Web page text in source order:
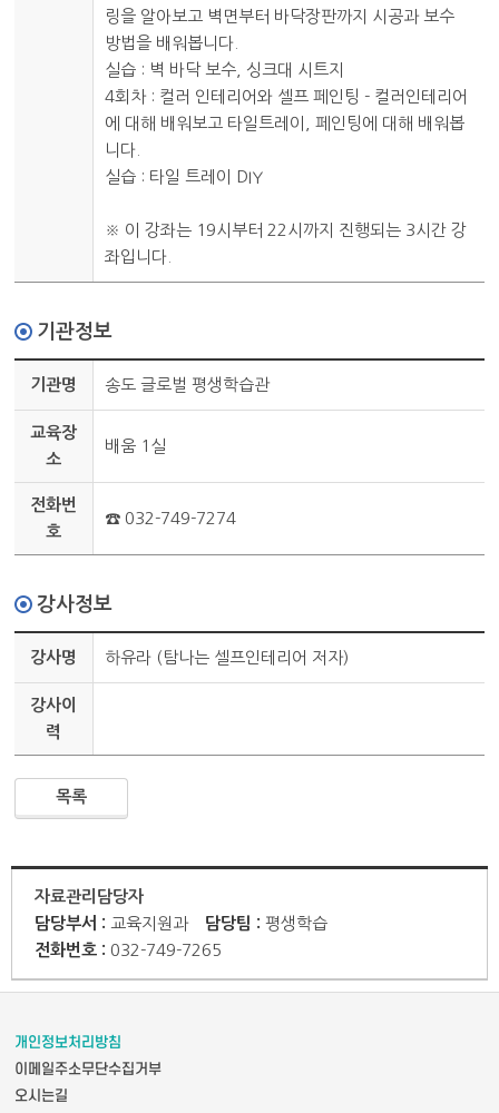
링을 알아보고 벽면부터 바닥장판까지 시공과 보수
방법을 배워봅니다.
실습 : 벽 바닥 보수, 싱크대 시트지
4회차 : 컬러 인테리어와 셀프 페인팅 - 컬러인테리어
에 대해 배워보고 타일트레이, 페인팅에 대해 배워봅
니다.
실습 : 타일 트레이 DIY
※ 이 강좌는 19시부터 22시까지 진행되는 3시간 강
좌입니다.
기관정보
기관명 송도 글로벌 평생학습관
교육장
소
배움 1실
전화번
호
☎ 032-749-7274
강사정보
강사명 하유라 (탐나는 셀프인테리어 저자)
강사이
력
목록
자료관리담당자
담당부서 : 교육지원과 담당팀 : 평생학습
전화번호 : 032-749-7265
개인정보처리방침
이메일주소무단수집거부
오시는길